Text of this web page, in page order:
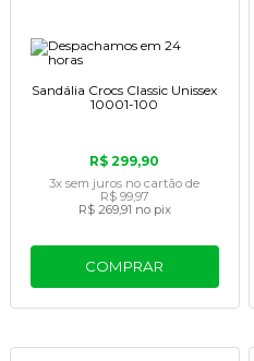
Sandália Crocs Classic Unissex
10001-100
R$ 299,90
3x sem juros no cartão de
R$ 99,97
R$ 269,91 no pix
COMPRAR